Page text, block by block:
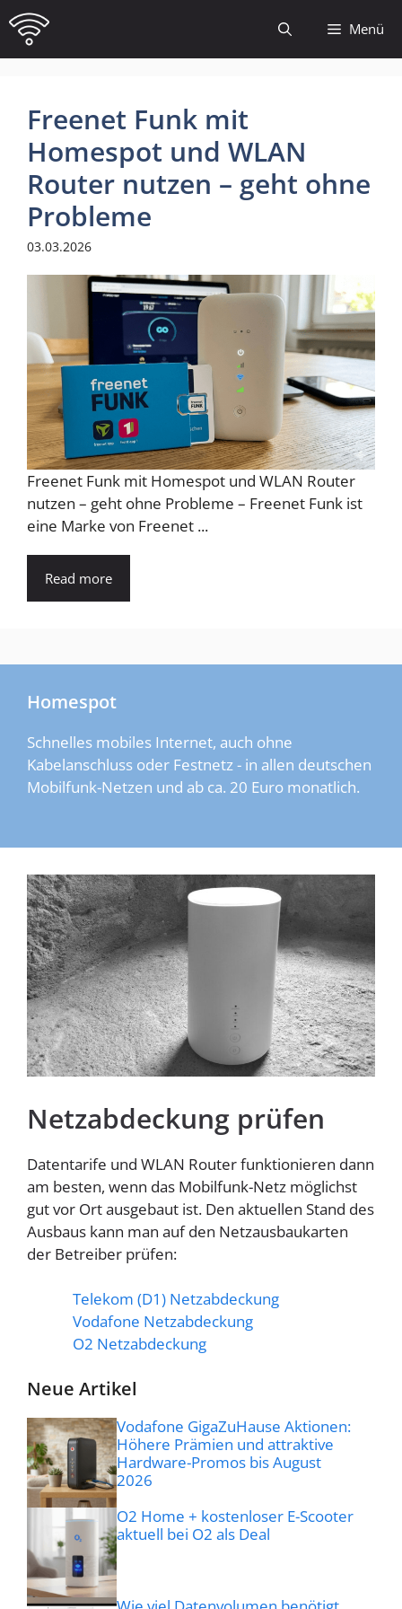
Zum
Inhalt
springen
Menü
Freenet Funk mit
Homespot und WLAN
Router nutzen – geht ohne
Probleme
03.03.2026
Freenet Funk mit Homespot und WLAN Router
nutzen – geht ohne Probleme – Freenet Funk ist
eine Marke von Freenet ...
Read more
Homespot
Schnelles mobiles Internet, auch ohne
Kabelanschluss oder Festnetz - in allen deutschen
Mobilfunk-Netzen und ab ca. 20 Euro monatlich.
Netzabdeckung prüfen
Datentarife und WLAN Router funktionieren dann
am besten, wenn das Mobilfunk-Netz möglichst
gut vor Ort ausgebaut ist. Den aktuellen Stand des
Ausbaus kann man auf den Netzausbaukarten
der Betreiber prüfen:
Telekom (D1) Netzabdeckung
Vodafone Netzabdeckung
O2 Netzabdeckung
Neue Artikel
Vodafone GigaZuHause Aktionen:
Höhere Prämien und attraktive
Hardware-Promos bis August
2026
O2 Home + kostenloser E-Scooter
aktuell bei O2 als Deal